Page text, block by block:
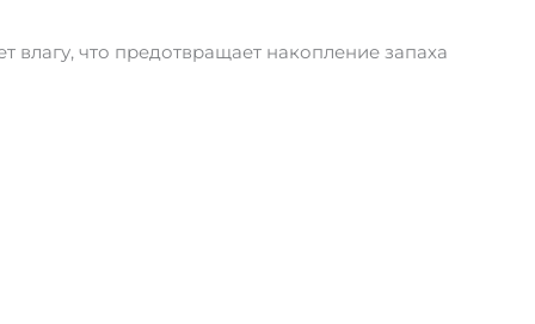
влагу, что предотвращает накопление запаха